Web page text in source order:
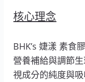
核心理念
BHK’s 婕漾 素食
營養補給與調節
視成分的純度與